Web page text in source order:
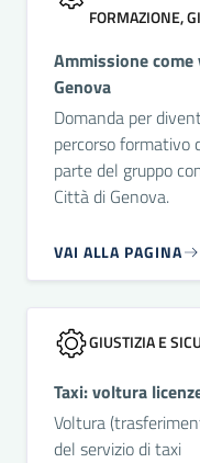
FORMAZIONE,
Ammissione
Genova
Domanda per
percorso formativo
parte del gruppo
Città di Genova.
VAI ALLA PAGINA
GIUSTIZIA E
Taxi: voltura
Voltura
del servizio di taxi